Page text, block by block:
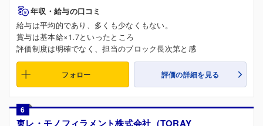
年収・給与の口コミ
給与は平均的であり、多くも少なくもない。
賞与は基本給×1.7といったところ
評価制度は明確でなく、担当のブロック長次第と感
フォロー 評価の詳細を見る
6
東レ・モノフィラメント株式会社（TORAY